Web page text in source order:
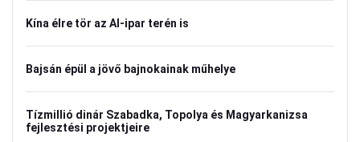
Kína élre tör az AI-ipar terén is
Bajsán épül a jövő bajnokainak műhelye
Tízmillió dinár Szabadka, Topolya és Magyarkanizsa
fejlesztési projektjeire